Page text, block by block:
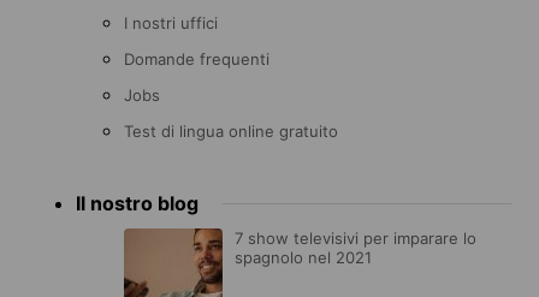
I nostri uffici
Domande frequenti
Jobs
Test di lingua online gratuito
Il nostro blog
7 show televisivi per imparare lo
spagnolo nel 2021